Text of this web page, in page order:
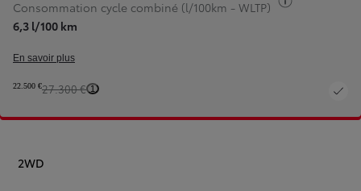
Consommation cycle combiné (l/100km - WLTP)
6,3 l/100 km
En savoir plus
22.500 €27.300 € 1
2WD